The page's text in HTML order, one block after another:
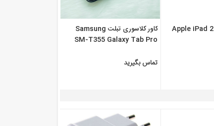
قیمت شارژر آیپد Apple iPad 2
کاور کلاسوری تبلت Samsung
SM-T355 Galaxy Tab Pro
تماس بگیرید